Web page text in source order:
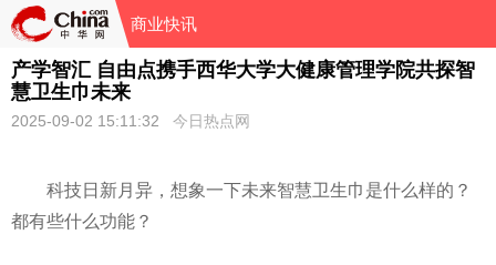
商业快讯
产学智汇 自由点携手西华大学大健康管理学院共探智
慧卫生巾未来
2025-09-02 15:11:32 今日热点网
科技日新月异，想象一下未来智慧卫生巾是什么样的？
都有些什么功能？